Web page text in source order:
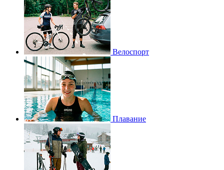
Велоспорт
Плавание